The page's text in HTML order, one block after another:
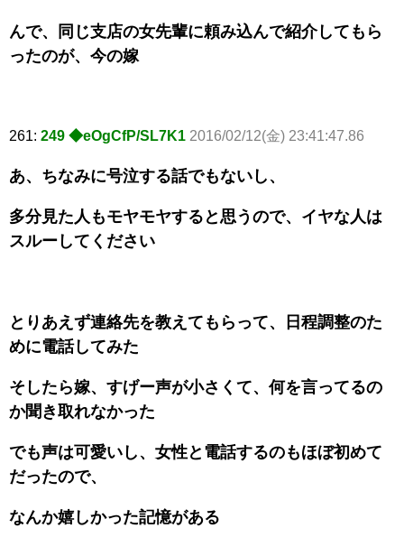
んで、同じ支店の女先輩に頼み込んで紹介してもら
ったのが、今の嫁
261: 249 ◆eOgCfP/SL7K1 2016/02/12(金) 23:41:47.86
あ、ちなみに号泣する話でもないし、
多分見た人もモヤモヤすると思うので、イヤな人は
スルーしてください
とりあえず連絡先を教えてもらって、日程調整のた
めに電話してみた
そしたら嫁、すげー声が小さくて、何を言ってるの
か聞き取れなかった
でも声は可愛いし、女性と電話するのもほぼ初めて
だったので、
なんか嬉しかった記憶がある